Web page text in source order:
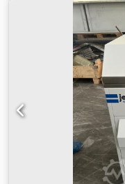
film/metalbase samt
(609×508 mm)
og nem isætning på
Acmjha Tekniske data
CDI Spark 2420 —
508 mm (24″ × 20″) •
A, 50/60 Hz •
1050 mm | Vægt: ~320
2013 • Udstyr/
indsætning Stand &
maskinerne var i
besigtiges i drift efter